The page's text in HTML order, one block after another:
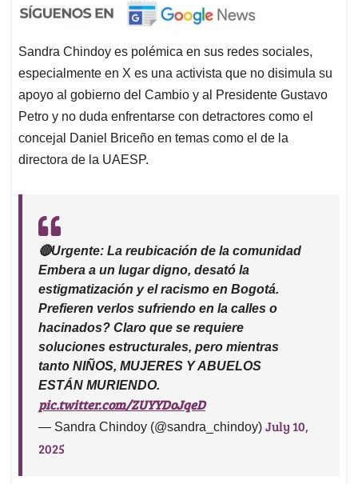
Sandra Chindoy es polémica en sus redes sociales,
especialmente en X es una activista que no disimula su
apoyo al gobierno del Cambio y al Presidente Gustavo
Petro y no duda enfrentarse con detractores como el
concejal Daniel Briceño en temas como el de la
directora de la UAESP.
🔴Urgente: La reubicación de la comunidad
Embera a un lugar digno, desató la
estigmatización y el racismo en Bogotá.
Prefieren verlos sufriendo en la calles o
hacinados? Claro que se requiere
soluciones estructurales, pero mientras
tanto NIÑOS, MUJERES Y ABUELOS
ESTÁN MURIENDO.
pic.twitter.com/ZUYYDoJqeD
— Sandra Chindoy (@sandra_chindoy) July 10,
2025